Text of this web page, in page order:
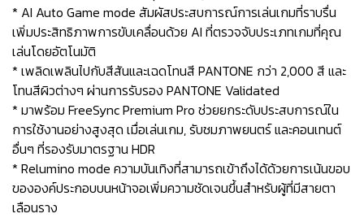
* AI Auto Game mode สัมผัสประสบการณ์การเล่นเกมที่ราบรื่น
เพิ่มประสิทธิภาพการขับเคลื่อนด้วย AI ที่ตรวจจับประเภทเกมที่คุณ
เล่นโดยอัตโนมัติ
* เพลิดเพลินไปกับสีสันและเฉดโทนสี PANTONE กว่า 2,000 สี และ
โทนสีผิวต่างๆ ผ่านการรับรอง PANTONE Validated
* มาพร้อม FreeSync Premium Pro ช่วยยกระดับประสบการณ์ใน
การใช้งานอย่างสูงสุด เมื่อเล่นเกม, รับชมภาพยนตร์ และคอนเทนต์
อื่นๆ ที่รองรับมาตรฐาน HDR
* Relumino mode ความบันเทิงที่สามารถเข้าถึงได้ด้วยการเน้นขอบ
ขององค์ประกอบบนหน้าจอเพิ่มความชัดเจนขึ้นสำหรับผู้ที่มีสายตา
เลือนราง